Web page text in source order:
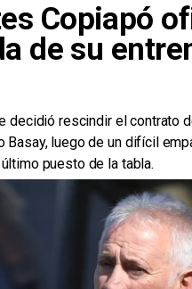
Copiapó
de su
decidió rescindir el contrato
Basay, luego de un difícil
puesto de la tabla.